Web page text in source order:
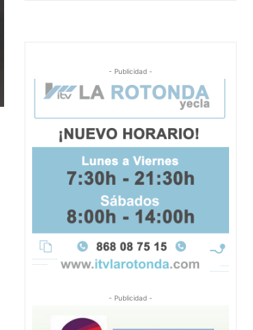
- Publicidad -
- Publicidad -